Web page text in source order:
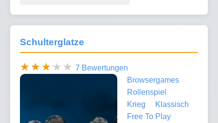
Schulterglatze
7 Bewertungen
Browsergames
Rollenspiel
Krieg
Klassisch
Free To Play